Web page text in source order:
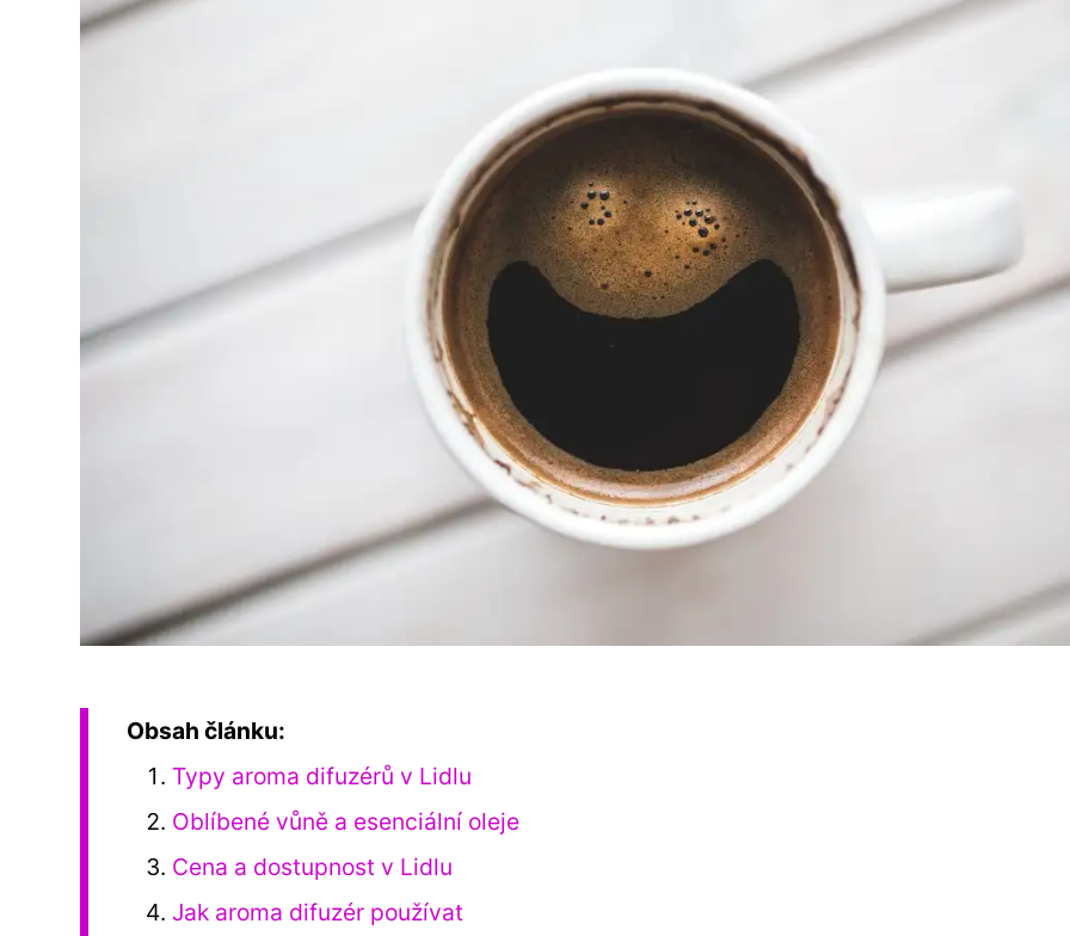
Obsah článku:
Typy aroma difuzérů v Lidlu
Oblíbené vůně a esenciální oleje
Cena a dostupnost v Lidlu
Jak aroma difuzér používat